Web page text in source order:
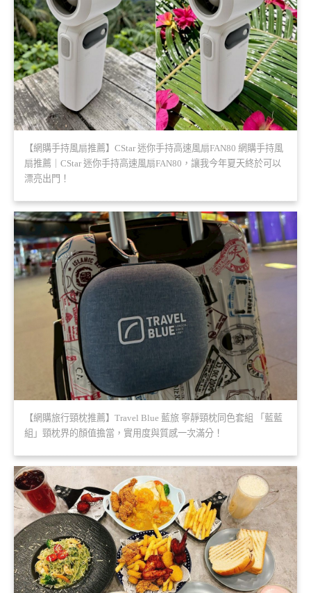
【網購手持風扇推薦】CStar 迷你手持高速風扇FAN80 網購手持風
扇推薦｜CStar 迷你手持高速風扇FAN80，讓我今年夏天終於可以
漂亮出門！
【網購旅行頸枕推薦】Travel Blue 藍旅 寧靜頸枕同色套組 「藍藍
組」頸枕界的顏值擔當，實用度與質感一次滿分！